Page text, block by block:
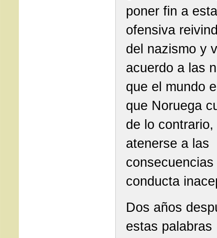
poner fin a esta
ofensiva
del nazismo y
acuerdo a las
que el mundo
que Noruega
de lo
atenerse a las
conducta
Dos años
estas palabras